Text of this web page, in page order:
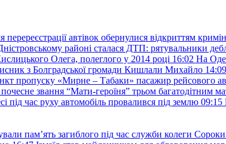
автівок обернулися відкриттям
районі сталася ДТП: рятувальники
Олега, полеглого у 2014 році 16:02 На
з Болградської громади Кишлали Михайло 14:09
пропуску «Мирне – Табаки» пасажир рейсового
звання “Мати-героїня” трьом багатодітним
під час руху автомобіль провалився під землю 09:15
пам’ять загиблого під час служби колеги